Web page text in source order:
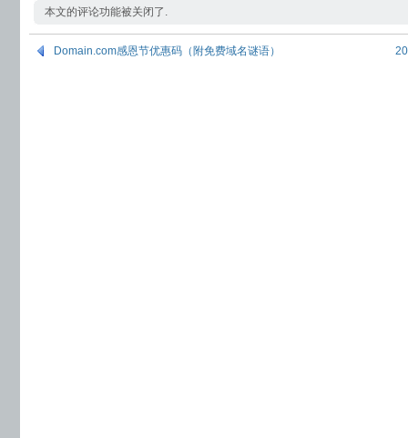
本文的评论功能被关闭了.
Domain.com感恩节优惠码（附免费域名谜语）